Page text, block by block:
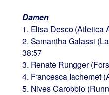
Damen
1. Elisa Desco (Atletica
2. Samantha Galassi
38:57
3. Renate Rungger
4. Francesca Iachemet
5. Nives Carobbio